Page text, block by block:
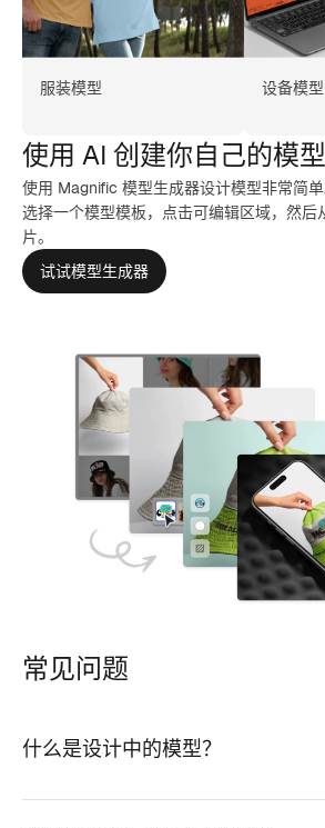
服装模型 设备模型
使用 AI 创建你自己的模型
使用 Magnific 模型生成器设计模型非常简
选择一个模型模板，点击可编辑区域，然后
片。
试试模型生成器
常见问题
什么是设计中的模型？